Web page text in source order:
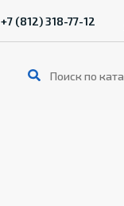
+7 (812) 318-77-12